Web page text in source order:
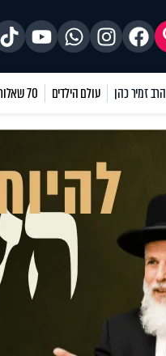
הרב זמיר כהן עולם הילדים 70 שאלות